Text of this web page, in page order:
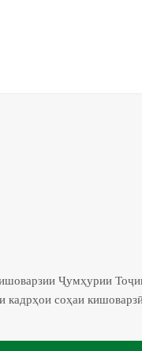
Ҷумҳурии
кадрҳои соҳаи